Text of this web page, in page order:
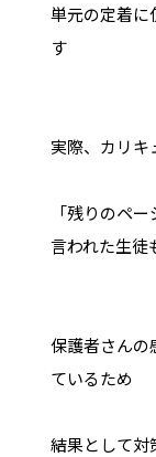
単元の定着に
す
実際、カリキ
「残りのペ
言われた生徒
保護者さんの
ているため
結果として対